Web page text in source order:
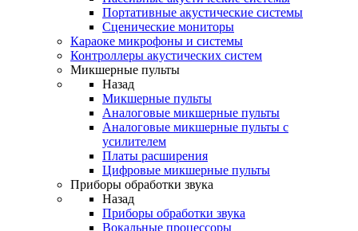
Портативные акустические системы
Сценические мониторы
Караоке микрофоны и системы
Контроллеры акустических систем
Микшерные пульты
Назад
Микшерные пульты
Аналоговые микшерные пульты
Аналоговые микшерные пульты с
усилителем
Платы расширения
Цифровые микшерные пульты
Приборы обработки звука
Назад
Приборы обработки звука
Вокальные процессоры